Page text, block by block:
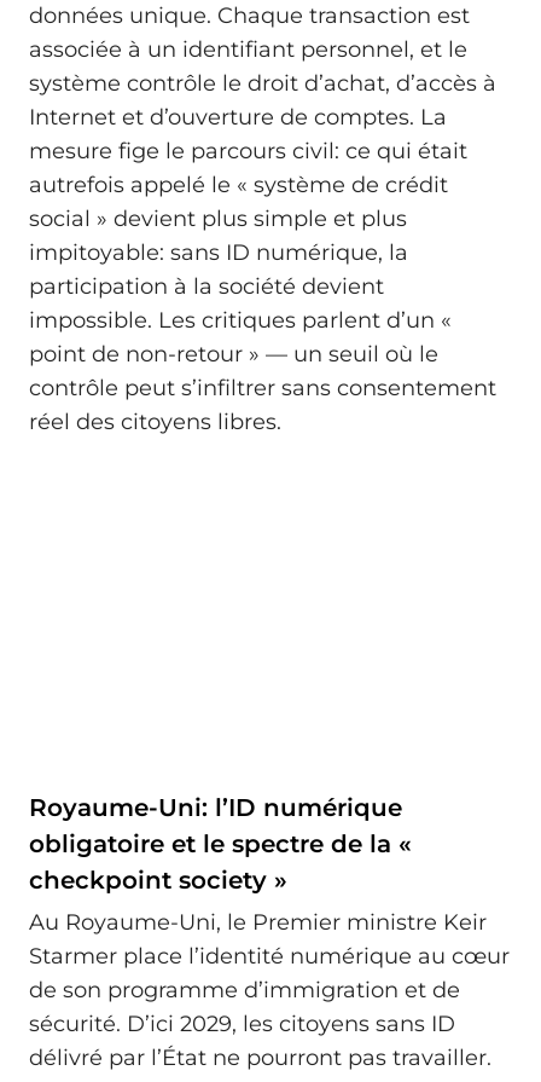
données unique. Chaque transaction est
associée à un identifiant personnel, et le
système contrôle le droit d’achat, d’accès à
Internet et d’ouverture de comptes. La
mesure fige le parcours civil: ce qui était
autrefois appelé le « système de crédit
social » devient plus simple et plus
impitoyable: sans ID numérique, la
participation à la société devient
impossible. Les critiques parlent d’un «
point de non-retour » — un seuil où le
contrôle peut s’infiltrer sans consentement
réel des citoyens libres.
Royaume-Uni: l’ID numérique
obligatoire et le spectre de la «
checkpoint society »
Au Royaume-Uni, le Premier ministre Keir
Starmer place l’identité numérique au cœur
de son programme d’immigration et de
sécurité. D’ici 2029, les citoyens sans ID
délivré par l’État ne pourront pas travailler.